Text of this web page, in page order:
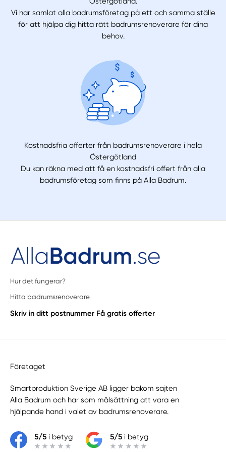
Vi har samlat alla badrumsföretag på ett och samma ställe
för att hjälpa dig hitta rätt badrumsrenoverare för dina
behov.
Kostnadsfria offerter från badrumsrenoverare i hela
Östergötland
Du kan räkna med att få en kostnadsfri offert från alla
badrumsföretag som finns på Alla Badrum.
Hur det fungerar?
Hitta badrumsrenoverare
Skriv in ditt postnummer Få gratis offerter
Företaget
Smartproduktion Sverige AB ligger bakom sajten
Alla Badrum och har som målsättning att vara en
hjälpande hand i valet av badrumsrenoverare.
5/5i betyg 5/5i betyg